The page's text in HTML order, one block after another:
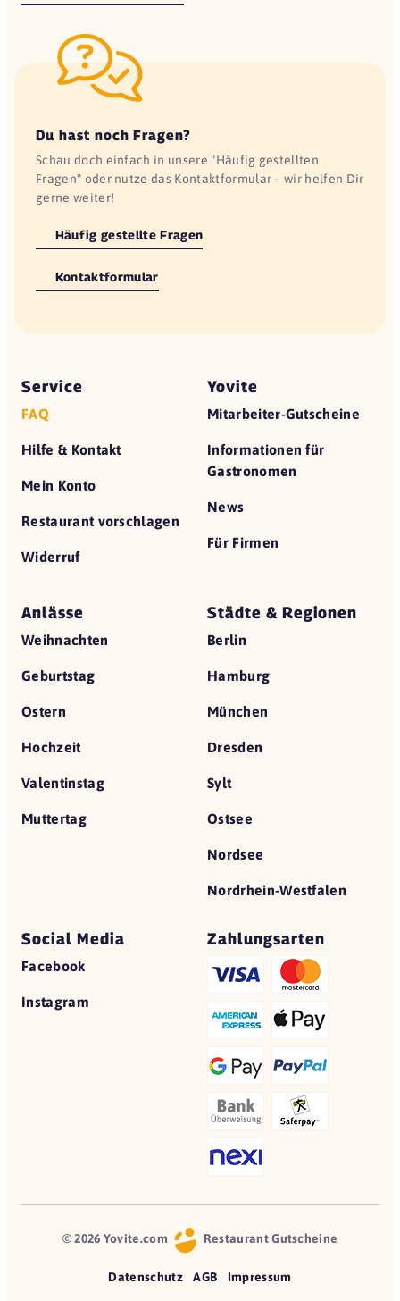
Du hast noch Fragen?
Schau doch einfach in unsere "Häufig gestellten
Fragen" oder nutze das Kontaktformular – wir helfen Dir
gerne weiter!
Häufig gestellte Fragen
Kontaktformular
Service
FAQ
Hilfe & Kontakt
Mein Konto
Restaurant vorschlagen
Widerruf
Yovite
Mitarbeiter-Gutscheine
Informationen für
Gastronomen
News
Für Firmen
Anlässe
Weihnachten
Geburtstag
Ostern
Hochzeit
Valentinstag
Muttertag
Städte & Regionen
Berlin
Hamburg
München
Dresden
Sylt
Ostsee
Nordsee
Nordrhein-Westfalen
Social Media
Facebook
Instagram
Zahlungsarten
© 2026 Yovite.com Restaurant Gutscheine
Datenschutz AGB Impressum